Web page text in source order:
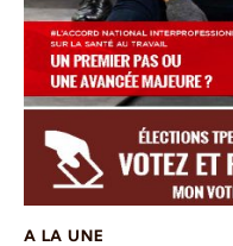
A LA UNE